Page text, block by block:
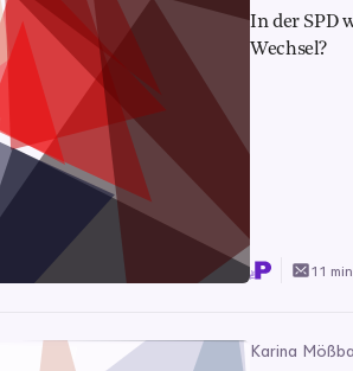
In der SPD
Wechsel?
11 min.
Karina